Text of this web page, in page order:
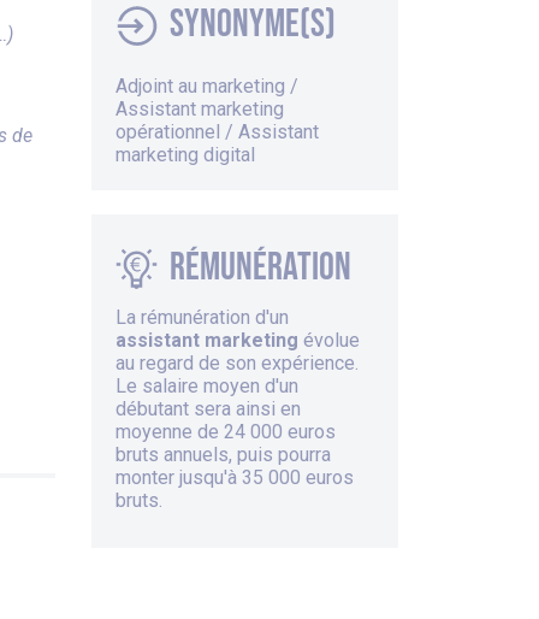
de
Synonyme(s)
Adjoint au marketing /
Assistant marketing
opérationnel / Assistant
marketing digital
Rémunération
La rémunération d'un
assistant marketing évolue
au regard de son expérience.
Le salaire moyen d'un
débutant sera ainsi en
moyenne de 24 000 euros
bruts annuels, puis pourra
monter jusqu'à 35 000 euros
bruts.